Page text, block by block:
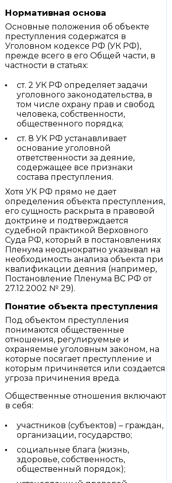
Нормативная основа
Основные положения об объекте
преступления содержатся в
Уголовном кодексе РФ (УК РФ),
прежде всего в его Общей части, в
частности в статьях:
ст. 2 УК РФ определяет задачи
уголовного законодательства, в
том числе охрану прав и свобод
человека, собственности,
общественного порядка;
ст. 8 УК РФ устанавливает
основание уголовной
ответственности за деяние,
содержащее все признаки
состава преступления.
Хотя УК РФ прямо не дает
определения объекта преступления,
его сущность раскрыта в правовой
доктрине и подтверждается
судебной практикой Верховного
Суда РФ, который в постановлениях
Пленума неоднократно указывал на
необходимость анализа объекта при
квалификации деяния (например,
Постановление Пленума ВС РФ от
27.12.2002 № 29).
Понятие объекта преступления
Под объектом преступления
понимаются общественные
отношения, регулируемые и
охраняемые уголовным законом, на
которые посягает преступление и
которым причиняется или создается
угроза причинения вреда.
Общественные отношения включают
в себя:
участников (субъектов) – граждан,
организации, государство;
социальные блага (жизнь,
здоровье, собственность,
общественный порядок);